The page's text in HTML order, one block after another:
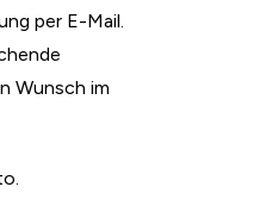
per E-Mail.
Wunsch im